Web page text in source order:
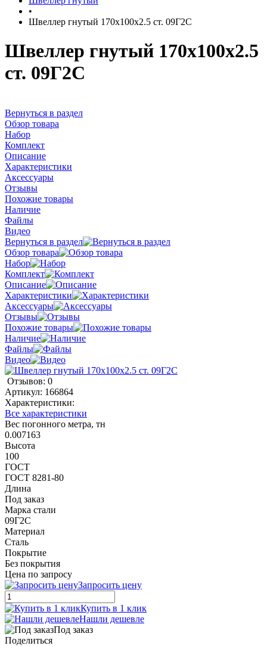
•
Швеллер гнутый 170х100х2.5 ст. 09Г2С
Швеллер гнутый 170х100х2.5
ст. 09Г2С
Вернуться в раздел
Обзор товара
Набор
Комплект
Описание
Характеристики
Аксессуары
Отзывы
Похожие товары
Наличие
Файлы
Видео
Вернуться в раздел
Обзор товара
Набор
Комплект
Описание
Характеристики
Аксессуары
Отзывы
Похожие товары
Наличие
Файлы
Видео
Отзывов: 0
Артикул: 166864
Характеристики:
Все характеристики
Вес погонного метра, тн
0.007163
Высота
100
ГОСТ
ГОСТ 8281-80
Длина
Под заказ
Марка стали
09Г2С
Материал
Сталь
Покрытие
Без покрытия
Цена по запросу
Запросить цену
Купить в 1 клик
Нашли дешевле
Под заказ
Поделиться